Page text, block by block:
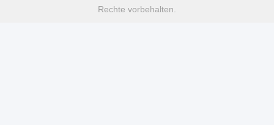
Rechte vorbehalten.